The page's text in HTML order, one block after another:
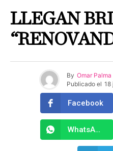
LLEGAN
By Omar Palma
Publicado el 18
Facebook
WhatsApp